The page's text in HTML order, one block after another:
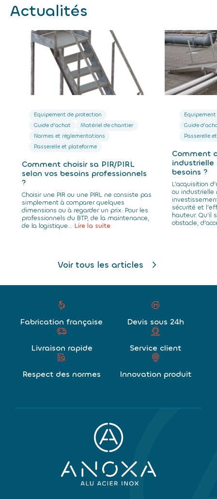
Actualités
Equipement de protection
Guide d'achat
Matériel de chantier
Normes et réglementations
Passerelle et plateforme
Comment choisir sa PIR/PIRL
selon vos besoins professionnels
?
Choisir une PIR ou une PIRL ne consiste pas
simplement à comparer quelques
dimensions ou à regarder un prix. Pour les
professionnels du BTP, de la maintenance,
de la logistique... Lire la suite
Guide
Passerelle
Comment
besoins ?
L’acquisition
ou industrielle
sécurité et
hauteur. Qu’il
obstacle,
Voir tous les articles
Fabrication française Devis sous 24h
Livraison rapide Service client
Respect des normes Innovation produit